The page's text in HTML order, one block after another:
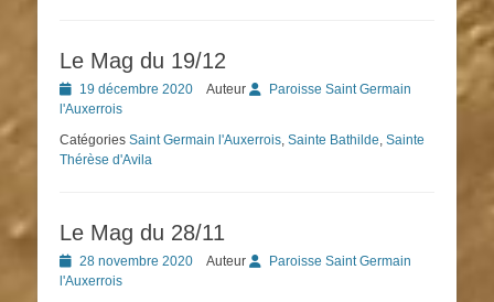
Le Mag du 19/12
Posted
on
19 décembre 2020 Auteur
Paroisse Saint Germain
l'Auxerrois
Catégories Saint Germain l'Auxerrois Sainte Bathilde Sainte
Thérèse d'Avila
Le Mag du 28/11
Posted
on
28 novembre 2020 Auteur
Paroisse Saint Germain
l'Auxerrois